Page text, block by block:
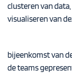
clusteren van
visualiseren van
bijeenkomst van
de teams